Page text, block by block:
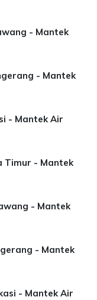
- Mantek
- Mantek
- Mantek Air
Timur - Mantek
- Mantek
- Mantek
- Mantek Air